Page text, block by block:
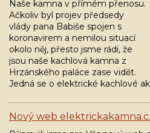
Naše kamna v přímém přenosu.
Ačkoliv byl projev předsedy
vlády pana Babiše spojen s
koronavirem a nemilou situací
okolo něj, přesto jsme rádi, že
jsou naše kachlová kamna z
Hrzánského paláce zase vidět.
Jedná se o elektrické kachlové
Nový web